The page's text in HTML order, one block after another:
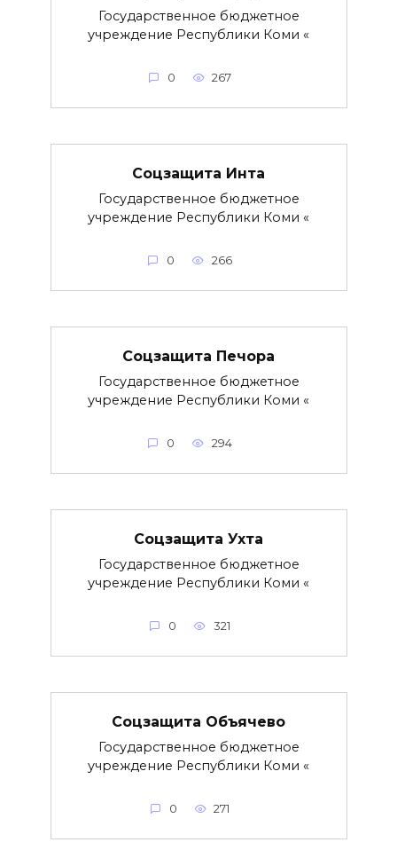
Государственное бюджетное
учреждение Республики Коми «
0 267
Соцзащита Инта
Государственное бюджетное
учреждение Республики Коми «
0 266
Соцзащита Печора
Государственное бюджетное
учреждение Республики Коми «
0 294
Соцзащита Ухта
Государственное бюджетное
учреждение Республики Коми «
0 321
Соцзащита Объячево
Государственное бюджетное
учреждение Республики Коми «
0 271